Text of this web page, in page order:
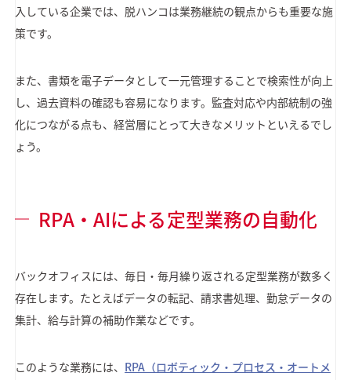
入している企業では、脱ハンコは業務継続の観点からも重要な施
策です。
また、書類を電子データとして一元管理することで検索性が向上
し、過去資料の確認も容易になります。監査対応や内部統制の強
化につながる点も、経営層にとって大きなメリットといえるでし
ょう。
RPA・AIによる定型業務の自動化
バックオフィスには、毎日・毎月繰り返される定型業務が数多く
存在します。たとえばデータの転記、請求書処理、勤怠データの
集計、給与計算の補助作業などです。
このような業務には、 RPA（ロボティック・プロセス・オートメ